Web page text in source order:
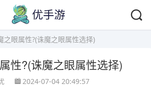
之眼属性?(诛魔之眼属性选择)
性?(诛魔之眼属性选择)
2024-07-04 20:49:57